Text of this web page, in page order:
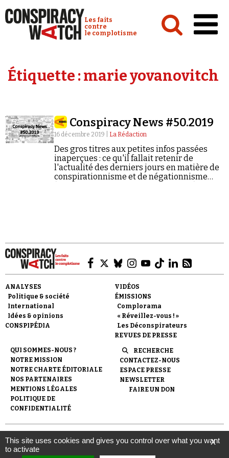
Conspiracy Watch :
Les faits
contre
le complotisme
Analyses
Vidéos
Revues de presse
Faire un don
Demander à Vera
Étiquette :marie yovanovitch
Conspiracy News #50.2019
16 décembre 2019 | La Rédaction
Des gros titres aux petites infos passées
inaperçues : ce qu'il fallait retenir de
l'actualité des derniers jours en matière de
conspirationnisme et de négationnisme
ANALYSES
Politique & société
International
Idées & opinions
CONSPIPÉDIA
VIDÉOS
ÉMISSIONS
Complorama
« Réveillez-vous ! »
Les Déconspirateurs
REVUES DE PRESSE
QUI SOMMES-NOUS ?
NOTRE MISSION
NOTRE CHARTE ÉDITORIALE
NOS PARTENAIRES
MENTIONS LÉGALES
POLITIQUE DE
CONFIDENTIALITÉ
RECHERCHE
CONTACTEZ-NOUS
ESPACE PRESSE
NEWSLETTER
FAIRE UN DON
© 2007- 2026 Conspiracy Watch | Une réalisation de
l'Observatoire du conspirationnisme (association loi de 1901) avec
le soutien de la Fondation pour la Mémoire de la Shoah.
X
This site uses cookies and gives you control over what you want
to activate